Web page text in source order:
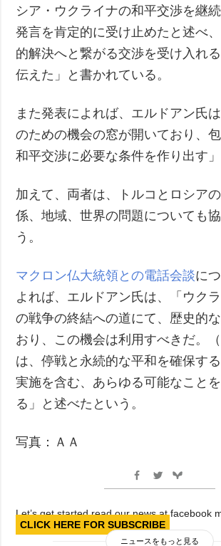
シア・ウクライナの和平交渉を継
発言を肯定的に受け止めたと述べ
的解決へと繋がる交渉を受け入れ
伝えた」と書かれている。
また発表によれば、エルドアン氏
のための機会の窓が開いており、
和平交渉に必要な条件を作り出す」
加えて、両者は、トルコとロシア
係、地域、世界の問題についても
う。
マクロン仏大統領との電話会談に
よれば、エルドアン氏は、「ウク
の戦争の終結への道にて、歴史的
おり、この機会は利用すべきだ。
は、停戦と永続的な平和を確保す
実施を含む、あらゆる可能なこと
る」と述べたという。
写真：ＡＡ
Let’s get started read our news at facebook
CLICK HERE FOR SUBSCRIBE
ニュースをもっと見る